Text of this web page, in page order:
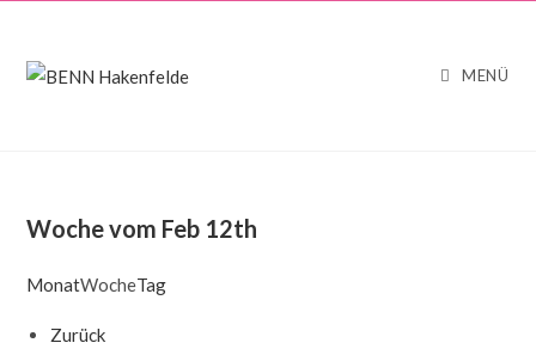
springen
MENÜ
Woche vom Feb 12th
MonatWocheTag
Zurück